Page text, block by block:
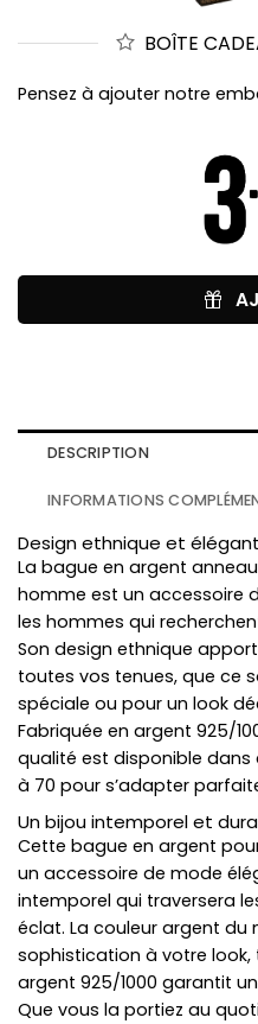
BOÎTE
Pensez à ajouter notre
DESCRIPTION
INFORMATIONS
Design ethnique et élégant
La bague en argent
homme est un accessoire
les hommes qui
Son design ethnique
toutes vos tenues, que ce
spéciale ou pour un look
Fabriquée en argent 925/
qualité est disponible
à 70 pour s’adapter
Un bijou intemporel et
Cette bague en argent
un accessoire de mode
intemporel qui traversera
éclat. La couleur argent
sophistication à votre
argent 925/1000 garantit
Que vous la portiez au